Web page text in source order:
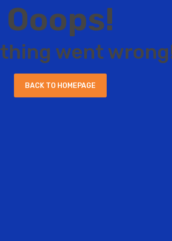
Ooops!
thing went wrong
BACK TO HOM EPAG E